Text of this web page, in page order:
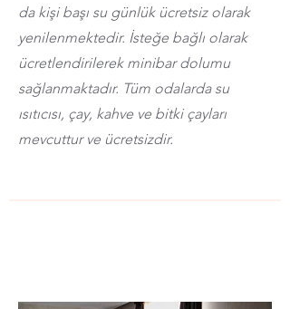
da kişi başı su günlük ücretsiz olarak
yenilenmektedir. İsteğe bağlı olarak
ücretlendirilerek minibar dolumu
sağlanmaktadır. Tüm odalarda su
ısıtıcısı, çay, kahve ve bitki çayları
mevcuttur ve ücretsizdir.